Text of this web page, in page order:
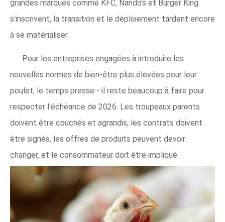
grandes marques comme KFC, Nando's et Burger King
s'inscrivent, la transition et le déploiement tardent encore
à se matérialiser.
Pour les entreprises engagées à introduire les
nouvelles normes de bien-être plus élevées pour leur
poulet, le temps presse - il reste beaucoup à faire pour
respecter l'échéance de 2026. Les troupeaux parents
doivent être couchés et agrandis, les contrats doivent
être signés, les offres de produits peuvent devoir
changer, et le consommateur doit être impliqué.